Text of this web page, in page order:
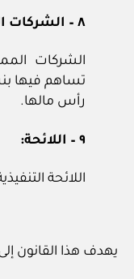
٨ – الشركات الحكومية:
الشركات
رأس مالها.
٩ – اللائحة:
اللائحة
يهدف هذا القانون